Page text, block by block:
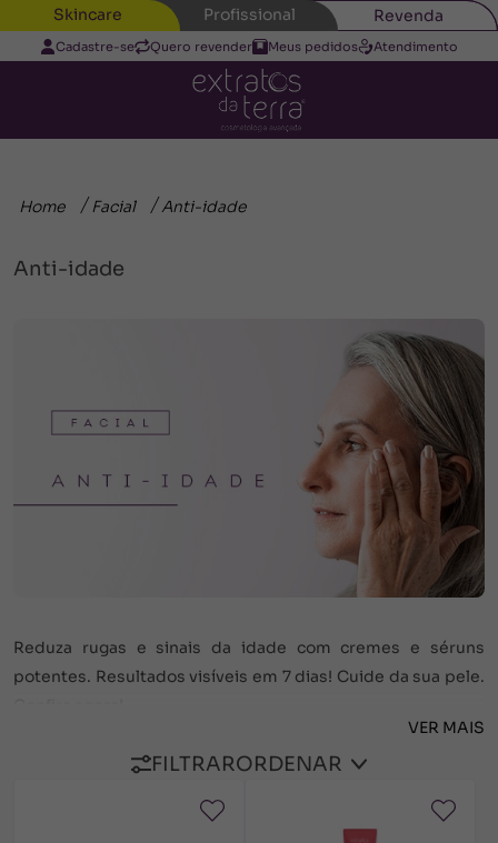
Skincare Profissional Revenda
Cadastre-se Quero revender Meus pedidos Atendimento
Home Facial Anti-idade
Anti-idade
Reduza rugas e sinais da idade com cremes e séruns
potentes. Resultados visíveis em 7 dias! Cuide da sua pele.
VER MAIS
FILTRARORDENAR